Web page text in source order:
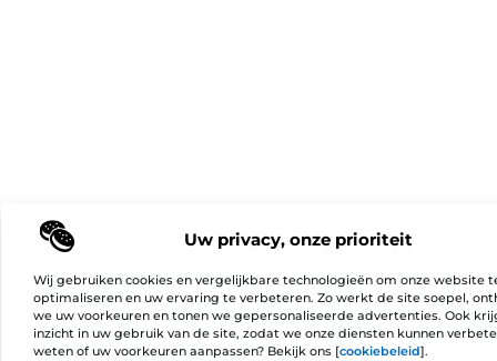
Uw privacy, onze prioriteit
Wij gebruiken cookies en vergelijkbare technologieën om onze website
optimaliseren en uw ervaring te verbeteren. Zo werkt de site soepel,
we uw voorkeuren en tonen we gepersonaliseerde advertenties. Ook
inzicht in uw gebruik van de site, zodat we onze diensten kunnen
weten of uw voorkeuren aanpassen? Bekijk ons [cookiebeleid].